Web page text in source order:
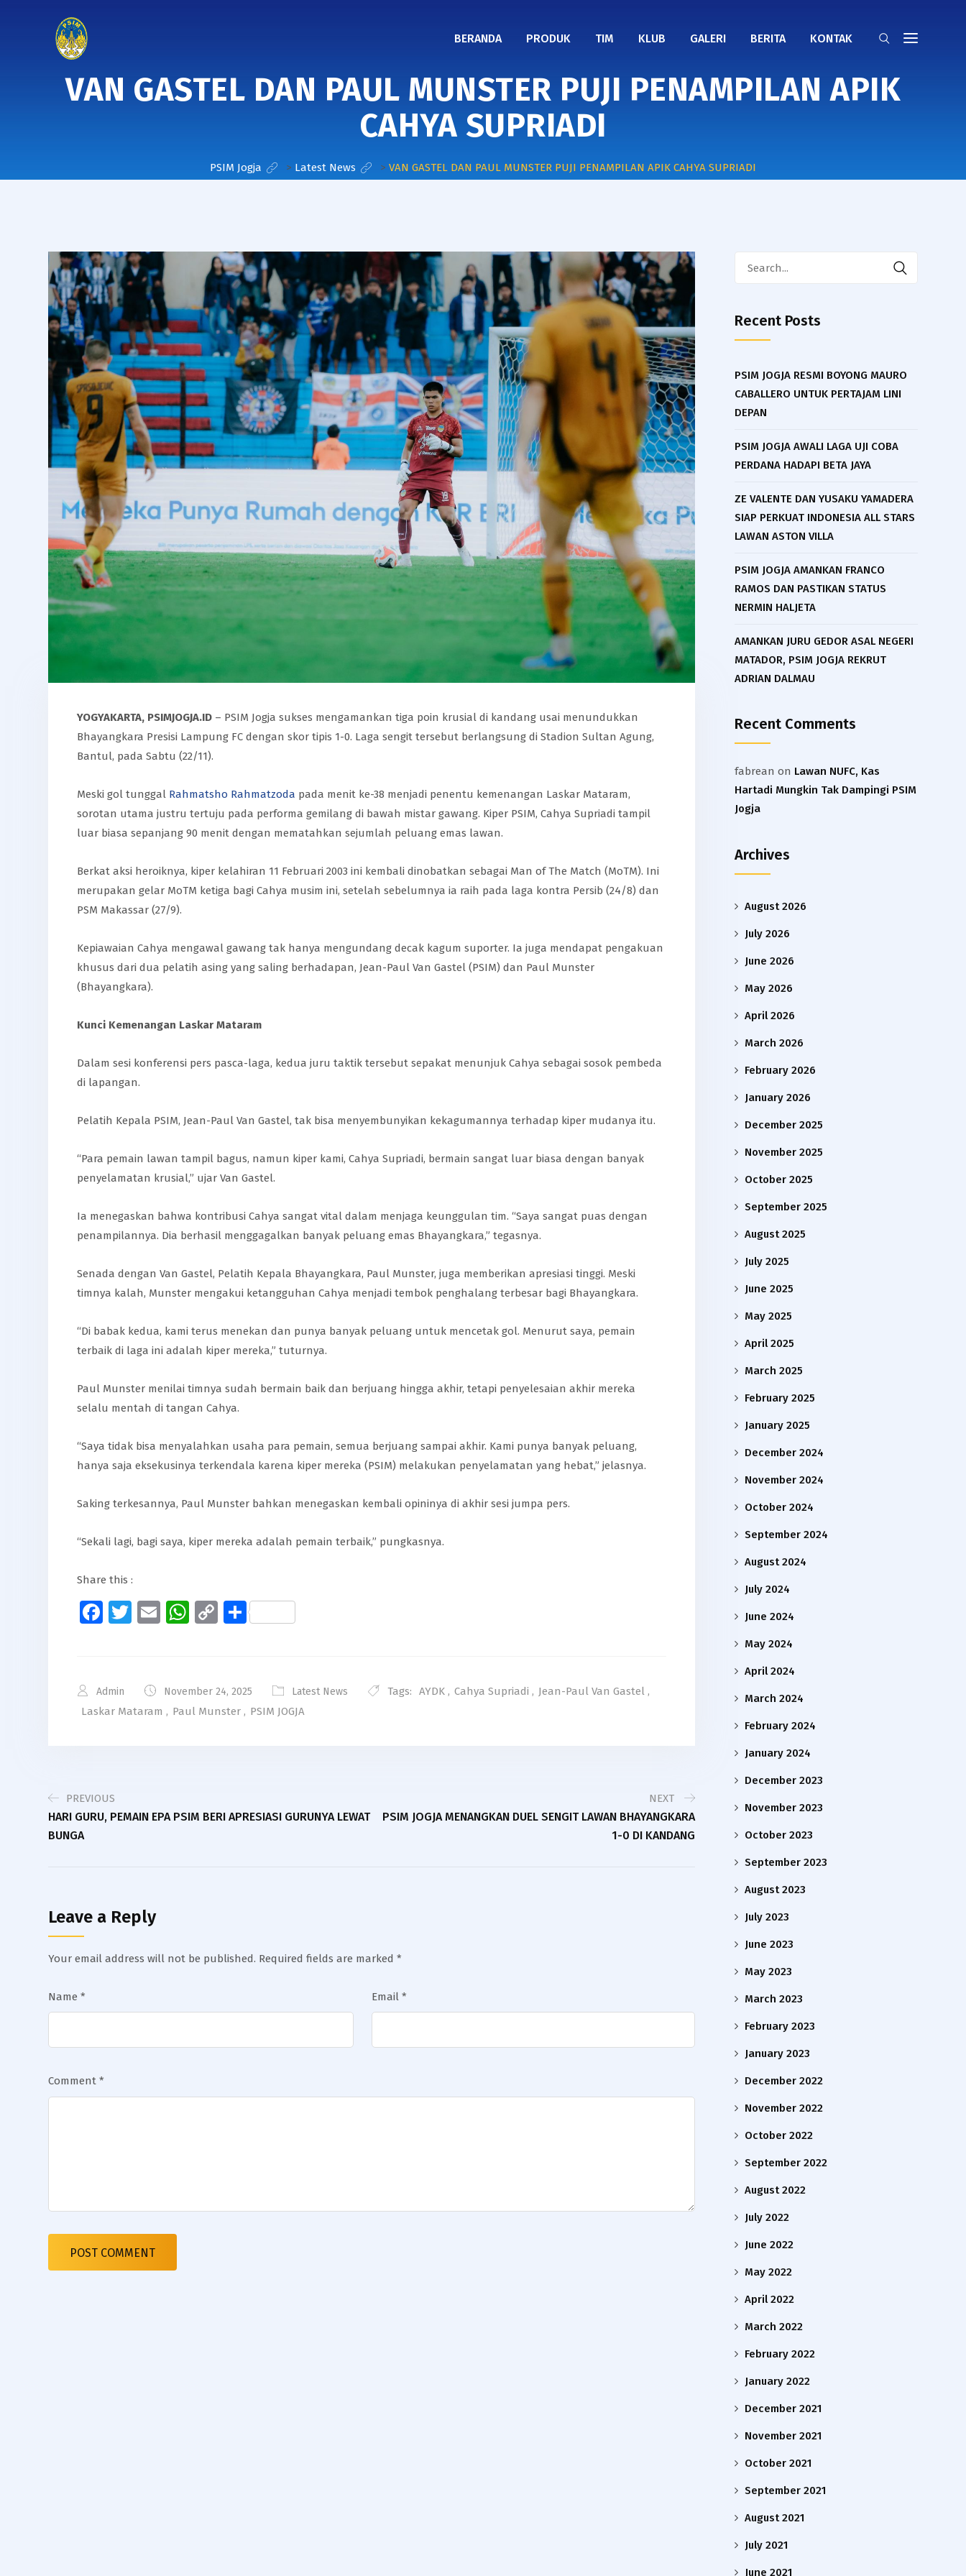
BERANDA PRODUK TIM KLUB GALERI BERITA KONTAK
VAN GASTEL DAN PAUL MUNSTER PUJI PENAMPILAN APIK
CAHYA SUPRIADI
PSIM Jogja > Latest News > VAN GASTEL DAN PAUL MUNSTER PUJI PENAMPILAN APIK CAHYA SUPRIADI
YOGYAKARTA, PSIMJOGJA.ID – PSIM Jogja sukses mengamankan tiga poin krusial di kandang usai menundukkan
Bhayangkara Presisi Lampung FC dengan skor tipis 1-0. Laga sengit tersebut berlangsung di Stadion Sultan Agung,
Bantul, pada Sabtu (22/11).
Meski gol tunggal Rahmatsho Rahmatzoda pada menit ke-38 menjadi penentu kemenangan Laskar Mataram,
sorotan utama justru tertuju pada performa gemilang di bawah mistar gawang. Kiper PSIM, Cahya Supriadi tampil
luar biasa sepanjang 90 menit dengan mematahkan sejumlah peluang emas lawan.
Berkat aksi heroiknya, kiper kelahiran 11 Februari 2003 ini kembali dinobatkan sebagai Man of The Match (MoTM). Ini
merupakan gelar MoTM ketiga bagi Cahya musim ini, setelah sebelumnya ia raih pada laga kontra Persib (24/8) dan
PSM Makassar (27/9).
Kepiawaian Cahya mengawal gawang tak hanya mengundang decak kagum suporter. Ia juga mendapat pengakuan
khusus dari dua pelatih asing yang saling berhadapan, Jean-Paul Van Gastel (PSIM) dan Paul Munster
(Bhayangkara).
Kunci Kemenangan Laskar Mataram
Dalam sesi konferensi pers pasca-laga, kedua juru taktik tersebut sepakat menunjuk Cahya sebagai sosok pembeda
di lapangan.
Pelatih Kepala PSIM, Jean-Paul Van Gastel, tak bisa menyembunyikan kekagumannya terhadap kiper mudanya itu.
“Para pemain lawan tampil bagus, namun kiper kami, Cahya Supriadi, bermain sangat luar biasa dengan banyak
penyelamatan krusial,” ujar Van Gastel.
Ia menegaskan bahwa kontribusi Cahya sangat vital dalam menjaga keunggulan tim. “Saya sangat puas dengan
penampilannya. Dia berhasil menggagalkan banyak peluang emas Bhayangkara,” tegasnya.
Senada dengan Van Gastel, Pelatih Kepala Bhayangkara, Paul Munster, juga memberikan apresiasi tinggi. Meski
timnya kalah, Munster mengakui ketangguhan Cahya menjadi tembok penghalang terbesar bagi Bhayangkara.
“Di babak kedua, kami terus menekan dan punya banyak peluang untuk mencetak gol. Menurut saya, pemain
terbaik di laga ini adalah kiper mereka,” tuturnya.
Paul Munster menilai timnya sudah bermain baik dan berjuang hingga akhir, tetapi penyelesaian akhir mereka
selalu mentah di tangan Cahya.
“Saya tidak bisa menyalahkan usaha para pemain, semua berjuang sampai akhir. Kami punya banyak peluang,
hanya saja eksekusinya terkendala karena kiper mereka (PSIM) melakukan penyelamatan yang hebat,” jelasnya.
Saking terkesannya, Paul Munster bahkan menegaskan kembali opininya di akhir sesi jumpa pers.
“Sekali lagi, bagi saya, kiper mereka adalah pemain terbaik,” pungkasnya.
Share this :
Facebook
Twitter
EmailWhatsApp
CopyShare
Admin November 24, 2025 Latest News Tags: AYDK , Cahya Supriadi , Jean-Paul Van Gastel ,
Laskar Mataram , Paul Munster , PSIM JOGJA
PREVIOUS
HARI GURU, PEMAIN EPA PSIM BERI APRESIASI GURUNYA LEWAT
BUNGA
NEXT
PSIM JOGJA MENANGKAN DUEL SENGIT LAWAN BHAYANGKARA
1-0 DI KANDANG
Leave a Reply
Your email address will not be published. Required fields are marked *
Name * Email *
Comment *
Recent Posts
PSIM JOGJA RESMI BOYONG MAURO
CABALLERO UNTUK PERTAJAM LINI
DEPAN
PSIM JOGJA AWALI LAGA UJI COBA
PERDANA HADAPI BETA JAYA
ZE VALENTE DAN YUSAKU YAMADERA
SIAP PERKUAT INDONESIA ALL STARS
LAWAN ASTON VILLA
PSIM JOGJA AMANKAN FRANCO
RAMOS DAN PASTIKAN STATUS
NERMIN HALJETA
AMANKAN JURU GEDOR ASAL NEGERI
MATADOR, PSIM JOGJA REKRUT
ADRIAN DALMAU
Recent Comments
fabrean on Lawan NUFC, Kas
Hartadi Mungkin Tak Dampingi PSIM
Jogja
Archives
August 2026
July 2026
June 2026
May 2026
April 2026
March 2026
February 2026
January 2026
December 2025
November 2025
October 2025
September 2025
August 2025
July 2025
June 2025
May 2025
April 2025
March 2025
February 2025
January 2025
December 2024
November 2024
October 2024
September 2024
August 2024
July 2024
June 2024
May 2024
April 2024
March 2024
February 2024
January 2024
December 2023
November 2023
October 2023
September 2023
August 2023
July 2023
June 2023
May 2023
March 2023
February 2023
January 2023
December 2022
November 2022
October 2022
September 2022
August 2022
July 2022
June 2022
May 2022
April 2022
March 2022
February 2022
January 2022
December 2021
November 2021
October 2021
September 2021
August 2021
July 2021
June 2021